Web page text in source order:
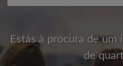
Estás à procura de um
de